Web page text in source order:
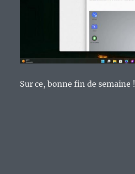
Sur ce, bonne fin de semaine !